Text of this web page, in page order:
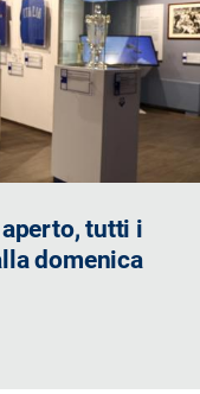
tutti i
domenica